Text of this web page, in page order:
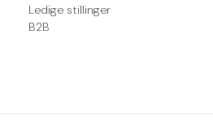
Ledige stillinger
B2B